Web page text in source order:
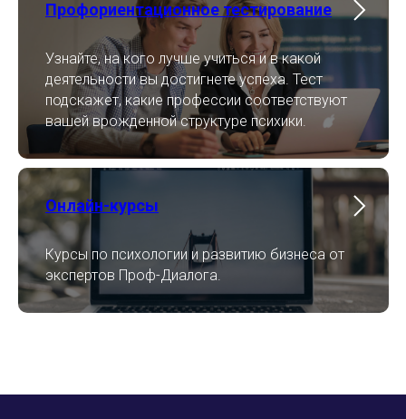
Профориентационное тестирование
Узнайте, на кого лучше учиться и в какой
деятельности вы достигнете успеха. Тест
подскажет, какие профессии соответствуют
вашей врожденной структуре психики.
Онлайн-курсы
Курсы по психологии и развитию бизнеса от
экспертов Проф-Диалога.